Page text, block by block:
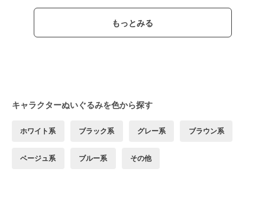
もっとみる
キャラクターぬいぐるみを色から探す
ホワイト系 ブラック系 グレー系 ブラウン系
ベージュ系 ブルー系 その他